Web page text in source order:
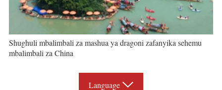
Shughuli mbalimbali za mashua ya dragoni zafanyika sehemu
mbalimbali za China
Language